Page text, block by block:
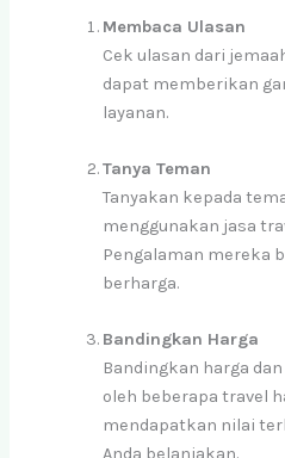
Membaca Ulasan
Cek ulasan dari
dapat memberikan
layanan.
Tanya Teman
Tanyakan kepada
menggunakan jasa
Pengalaman mereka
berharga.
Bandingkan Harga
Bandingkan harga
oleh beberapa travel
mendapatkan nilai